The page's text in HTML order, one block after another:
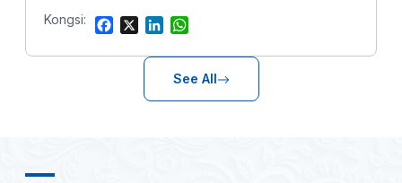
Kongsi:
F
c
X
n
e
a
t
s
See All